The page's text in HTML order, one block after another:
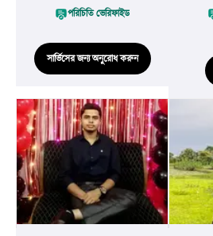
পরিচিতি ভেরিফাইড
সার্ভিসের জন্য অনুরোধ করুন